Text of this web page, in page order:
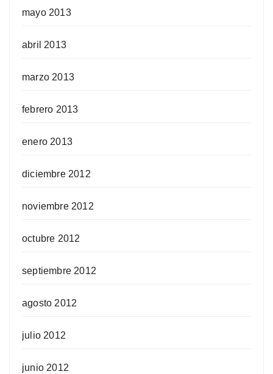
mayo 2013
abril 2013
marzo 2013
febrero 2013
enero 2013
diciembre 2012
noviembre 2012
octubre 2012
septiembre 2012
agosto 2012
julio 2012
junio 2012